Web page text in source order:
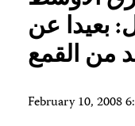
بعيدا عن
من القمع
February 10, 2008